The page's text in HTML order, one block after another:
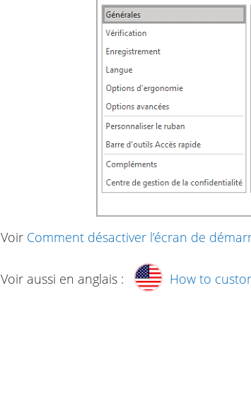
Voir Comment désactiver l’écran de
Voir aussi en anglais : How to